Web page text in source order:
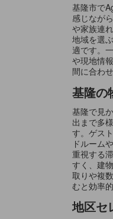
基隆市で
感じなが
や家族連
地域を選
適です。
や現地情
間に合わ
基隆の
基隆で見
出まで多
す。ゲス
ドルーム
重視する
すく、建
取りや複
むと効率的
地区セ